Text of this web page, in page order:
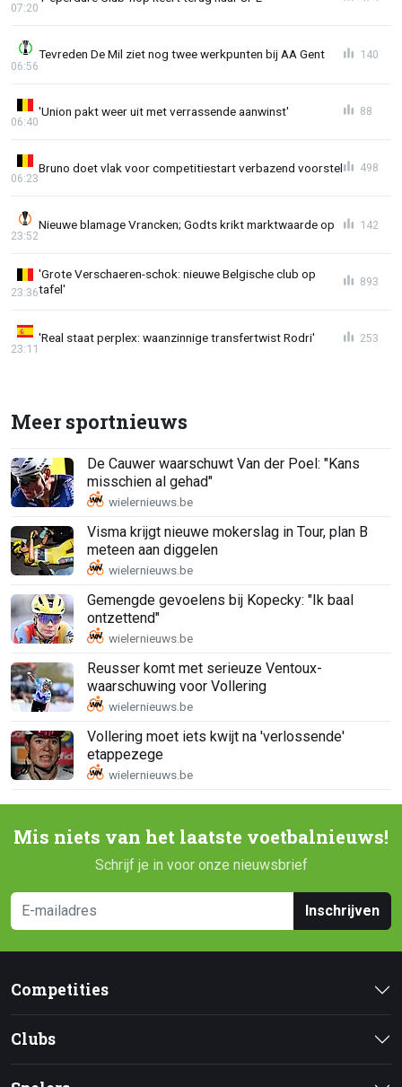
07:20
Tevreden De Mil ziet nog twee werkpunten bij AA Gent
06:56
140
'Union pakt weer uit met verrassende aanwinst'
06:40
88
Bruno doet vlak voor competitiestart verbazend voorstel
06:23
498
Nieuwe blamage Vrancken; Godts krikt marktwaarde op
23:52
142
'Grote Verschaeren-schok: nieuwe Belgische club op
tafel'
23:36
893
'Real staat perplex: waanzinnige transfertwist Rodri'
23:11
253
Meer sportnieuws
De Cauwer waarschuwt Van der Poel: "Kans
misschien al gehad"
Visma krijgt nieuwe mokerslag in Tour, plan B
meteen aan diggelen
Gemengde gevoelens bij Kopecky: "Ik baal
ontzettend"
Reusser komt met serieuze Ventoux-
waarschuwing voor Vollering
Vollering moet iets kwijt na 'verlossende'
etappezege
Mis niets van het laatste voetbalnieuws!
Schrijf je in voor onze nieuwsbrief
Inschrijven
Competities
Clubs